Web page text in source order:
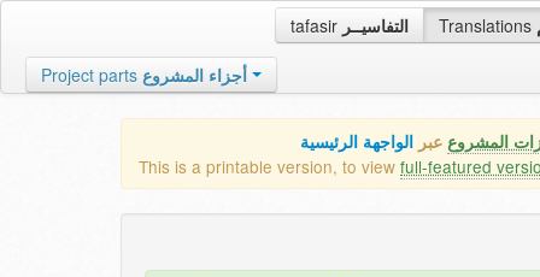
tafasir التفاسيــر Translations
Project parts أجزاء المشروع
المشروع عبر الواجهة الرئيسية
This is a printable version, to view full-featured